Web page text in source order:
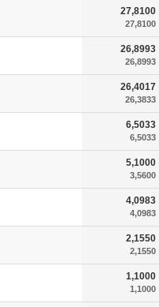
27,8100
27,8100
26,8993
26,8993
26,4017
26,3833
6,5033
6,5033
5,1000
3,5600
4,0983
4,0983
2,1550
2,1550
1,1000
1,1000